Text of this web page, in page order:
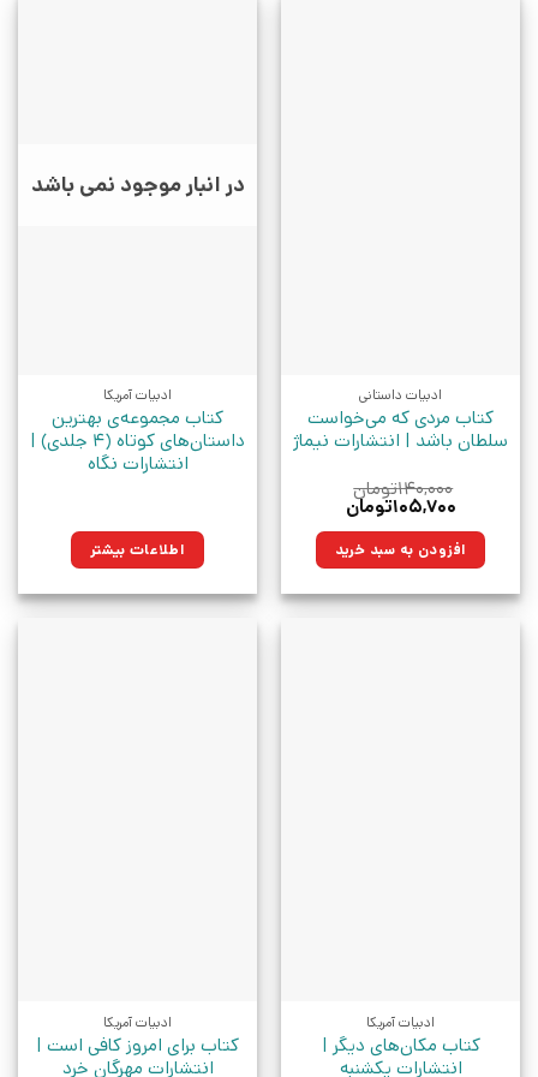
ادبیات داستانی
کتاب مردی که می‌خواست
سلطان باشد | انتشارات نیماژ
۱۴۰,۰۰۰تومان
قیمت
۱۴۰,۰۰۰تومان
بود.
۱۰۵,۷۰۰تومان
۱۰۵,۷۰۰تومان.افزودن به سبد خرید
در انبار موجود نمی باشد
ادبیات آمریکا
کتاب مجموعه‌ی بهترین
داستان‌های کوتاه (4 جلدی) |
انتشارات نگاه
اطلاعات بیشتر
ادبیات آمریکا
کتاب مکان‌های دیگر |
انتشارات یکشنبه
ادبیات آمریکا
کتاب برای امروز کافی است |
انتشارات مهرگان خرد